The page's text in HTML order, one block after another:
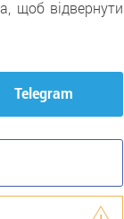
щоб відвернути
Telegram